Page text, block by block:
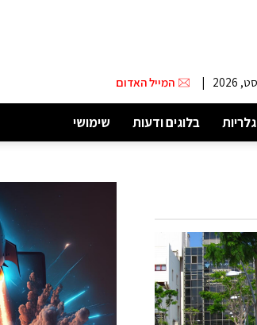
| המייל האדום
גלריות בלוגים ודעות שימושי